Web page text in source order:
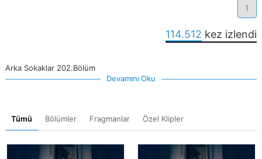
1
114.512 kez izlendi
Arka Sokaklar 202.Bölüm
Devamını Oku
Tümü Bölümler Fragmanlar Özel Klipler